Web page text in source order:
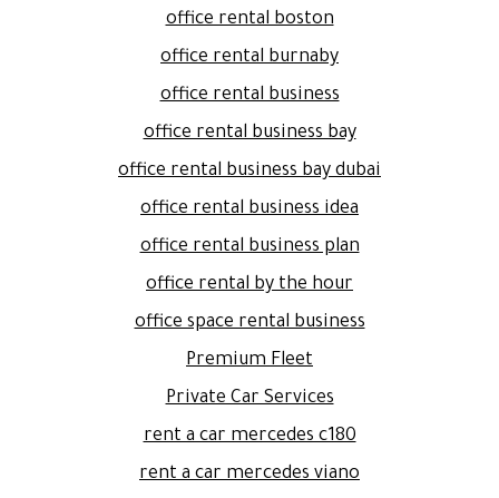
office rental boston
office rental burnaby
office rental business
office rental business bay
office rental business bay dubai
office rental business idea
office rental business plan
office rental by the hour
office space rental business
Premium Fleet
Private Car Services
rent a car mercedes c180
rent a car mercedes viano